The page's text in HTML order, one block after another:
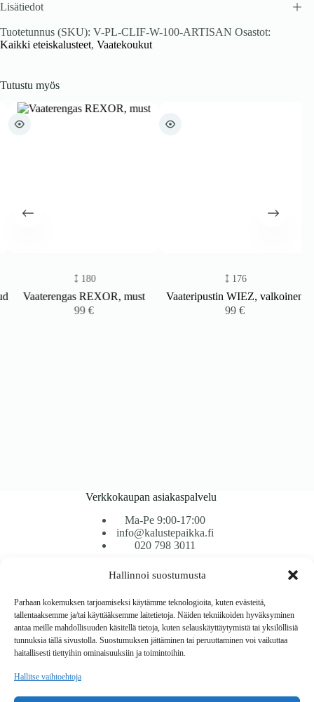
Hallinnoi suostumusta
Parhaan kokemuksen tarjoamiseksi käytämme teknologioita, kuten evästeitä,
tallentaaksemme ja/tai käyttääksemme laitetietoja. Näiden tekniikoiden hyväksyminen
antaa meille mahdollisuuden käsitellä tietoja, kuten selauskäyttäytymistä tai yksilöllisiä
tunnuksia tällä sivustolla. Suostumuksen jättäminen tai peruuttaminen voi vaikuttaa
haitallisesti tiettyihin ominaisuuksiin ja toimintoihin.
Hallitse vaihtoehtoja
Lisätiedot
Tuotetunnus (SKU): V-PL-CLIF-W-100-ARTISAN Osastot:
Kaikki eteiskalusteet, Vaatekoukut
Tutustu myös
180
Vaaterengas REXOR, must
99€
176
Vaateripustin WIEZ, valkoinen
99€
Verkkokaupan asiakaspalvelu
Ma-Pe 9:00-17:00
info@kalustepaikka.fi
020 798 3011
Tavarantoimitus / Maksutavat
Toimitustavat
Maksutavat
Vaihto ja palautus
Reklamaatiot